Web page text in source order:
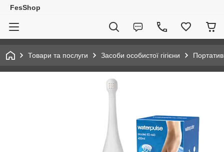
FesShop
Товари та послуги Засоби особистої гігієни